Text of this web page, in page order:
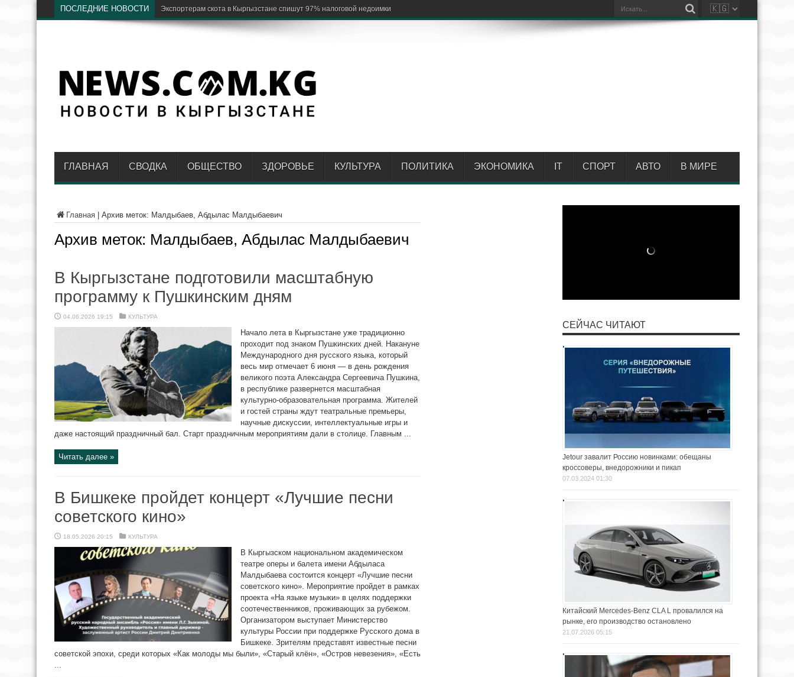
ПОСЛЕДНИЕ НОВОСТИ В Кыргызстане
ГЛАВНАЯ СВОДКА ОБЩЕСТВО ЗДОРОВЬЕ КУЛЬТУРА ПОЛИТИКА ЭКОНОМИКА IT СПОРТ АВТО В МИРЕ
Главная Архив меток: Малдыбаев, Абдылас Малдыбаевич
Архив меток: Малдыбаев, Абдылас Малдыбаевич
В Кыргызстане подготовили масштабную
программу к Пушкинским дням
04.06.2026 19:15 КУЛЬТУРА
Начало лета в Кыргызстане уже традиционно
проходит под знаком Пушкинских дней. Накануне
Международного дня русского языка, который
весь мир отмечает 6 июня — в день рождения
великого поэта Александра Сергеевича Пушкина,
в республике развернется масштабная
культурно-образовательная программа. Жителей
и гостей страны ждут театральные премьеры,
научные дискуссии, интеллектуальные игры и
даже настоящий праздничный бал. Старт праздничным мероприятиям дали в столице. Главным ...
Читать далее »
В Бишкеке пройдет концерт «Лучшие песни
советского кино»
18.05.2026 20:15 КУЛЬТУРА
В Кыргызском национальном академическом
театре оперы и балета имени Абдыласа
Малдыбаева состоится концерт «Лучшие песни
советского кино». Мероприятие пройдет в рамках
проекта «На языке музыки» в целях поддержки
соотечественников, проживающих за рубежом.
Организатором выступает Министерство
культуры России при поддержке Русского дома в
Бишкеке. Зрителям представят известные песни
советской эпохи, среди которых «Как молоды мы были», «Старый клён», «Остров невезения», «Есть
...
СЕЙЧАС ЧИТАЮТ
Jetour завалит Россию новинками: обещаны
кроссоверы, внедорожники и пикап
07.03.2024 01:30
Китайский Mercedes-Benz CLA L провалился на
рынке, его производство остановлено
21.07.2026 05:15